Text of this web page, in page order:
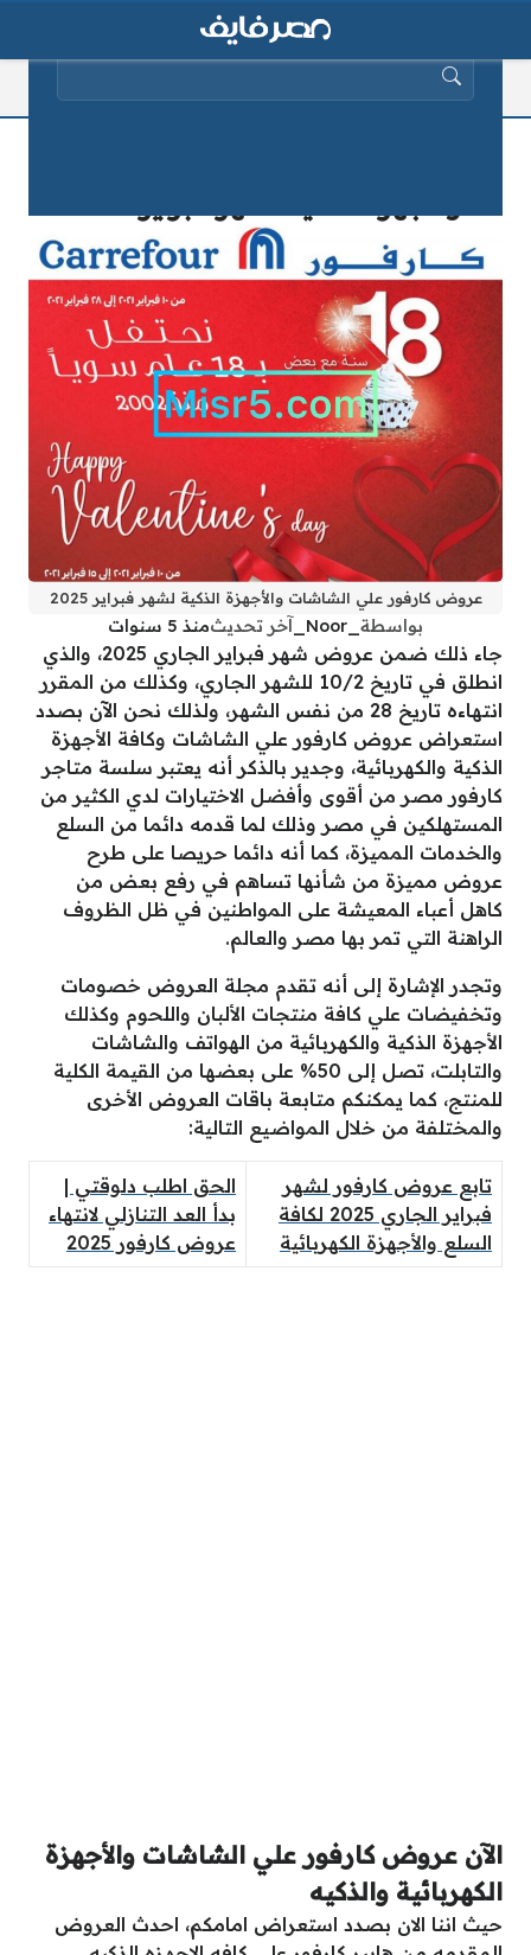
عروض كارفور علي الشاشات والأجهزة الذكية لشهر فبراير 2025
بواسطة آخر تحديثمنذ 5 سنوات
جاء ذلك ضمن عروض شهر فبراير الجاري 2025، والذي
انطلق في تاريخ 10/2 للشهر الجاري، وكذلك من المقرر
انتهاءه تاريخ 28 من نفس الشهر، ولذلك نحن الآن بصدد
استعراض عروض كارفور علي الشاشات وكافة الأجهزة
الذكية والكهربائية، وجدير بالذكر أنه يعتبر سلسة متاجر
كارفور مصر من أقوى وأفضل الاختيارات لدي الكثير من
المستهلكين في مصر وذلك لما قدمه دائما من السلع
والخدمات المميزة، كما أنه دائما حريصا على طرح
عروض مميزة من شأنها تساهم في رفع بعض من
كاهل أعباء المعيشة على المواطنين في ظل الظروف
الراهنة التي تمر بها مصر والعالم.
وتجدر الإشارة إلى أنه تقدم مجلة العروض خصومات
وتخفيضات علي كافة منتجات الألبان واللحوم وكذلك
الأجهزة الذكية والكهربائية من الهواتف والشاشات
والتابلت، تصل إلى 50% على بعضها من القيمة الكلية
للمنتج، كما يمكنكم متابعة باقات العروض الأخرى
والمختلفة من خلال المواضيع التالية:
تابع عروض كارفور لشهر
فبراير الجاري 2025 لكافة
السلع والأجهزة الكهربائية
الحق اطلب دلوقتي |
بدأ العد التنازلي لانتهاء
عروض كارفور 2025
الآن عروض كارفور علي الشاشات والأجهزة
الكهربائية والذكيه
حيث اننا الان بصدد استعراض امامكم، احدث العروض
البحث عن: